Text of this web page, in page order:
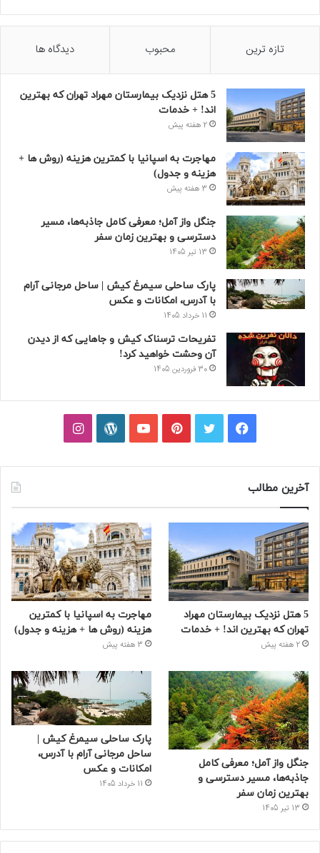
تازه ترین محبوب دیدگاه ها
5 هتل نزدیک بیمارستان مهراد تهران که بهترین‌
اند! + خدمات
2 هفته پیش
مهاجرت به اسپانیا با کمترین هزینه (روش ها +
هزینه و جدول)
3 هفته پیش
جنگل واز آمل؛ معرفی کامل جاذبه‌ها، مسیر
دسترسی و بهترین زمان سفر
13 تیر 1405
پارک ساحلی سیمرغ کیش | ساحل مرجانی آرام
با آدرس، امکانات و عکس
11 خرداد 1405
تفریحات ترسناک کیش و جاهایی که از دیدن
آن وحشت خواهید کرد!
30 فروردین 1405
فیسبوکتوییترپینتریستیوتیوبوردپرساینستاگرام
آخرین مطالب
5 هتل نزدیک بیمارستان مهراد
تهران که بهترین‌ اند! + خدمات
2 هفته پیش
مهاجرت به اسپانیا با کمترین
هزینه (روش ها + هزینه و جدول)
3 هفته پیش
جنگل واز آمل؛ معرفی کامل
جاذبه‌ها، مسیر دسترسی و
بهترین زمان سفر
13 تیر 1405
پارک ساحلی سیمرغ کیش |
ساحل مرجانی آرام با آدرس،
امکانات و عکس
11 خرداد 1405